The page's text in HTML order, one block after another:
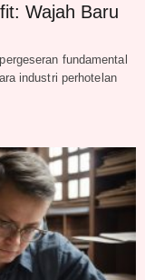
Wajah Baru
fundamental
industri perhotelan